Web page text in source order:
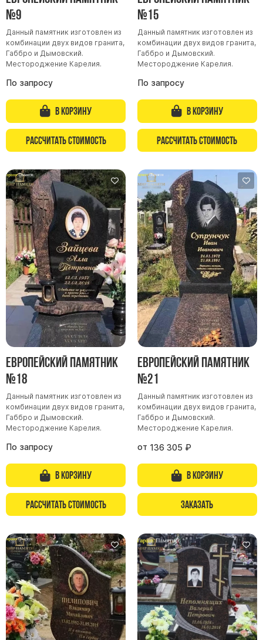
Буквы из латуни
Цоколь из гранита
Ограды из гранита
Ограды из чугуна
Столбы для ограды чугун
Ограды металл
Столы и лавки
Тротуарная плитка
Подсвечники
Венки
Вазы из гранита
Скульптуры в полный рост
Скульптуры "Ангел" литиевые
Барельефы
Кресты
Голуби
Распятие
Скорбящие
Цветы
№9
Данный памятник изготовлен из
комбинации двух видов гранита,
Габбро и Дымовский.
Местороджение Карелия.
По запросу
В корзину
Рассчитать стоимость
№15
Данный памятник изготовлен из
комбинации двух видов гранита,
Габбро и Дымовский.
Местороджение Карелия.
По запросу
В корзину
Рассчитать стоимость
Европейский памятник
№18
Данный памятник изготовлен из
комбинации двух видов гранита,
Габбро и Дымовский.
Местороджение Карелия.
По запросу
В корзину
Рассчитать стоимость
Европейский памятник
№21
Данный памятник изготовлен из
комбинации двух видов гранита,
Габбро и Дымовский.
Местороджение Карелия.
от 136 305 ₽
В корзину
Заказать